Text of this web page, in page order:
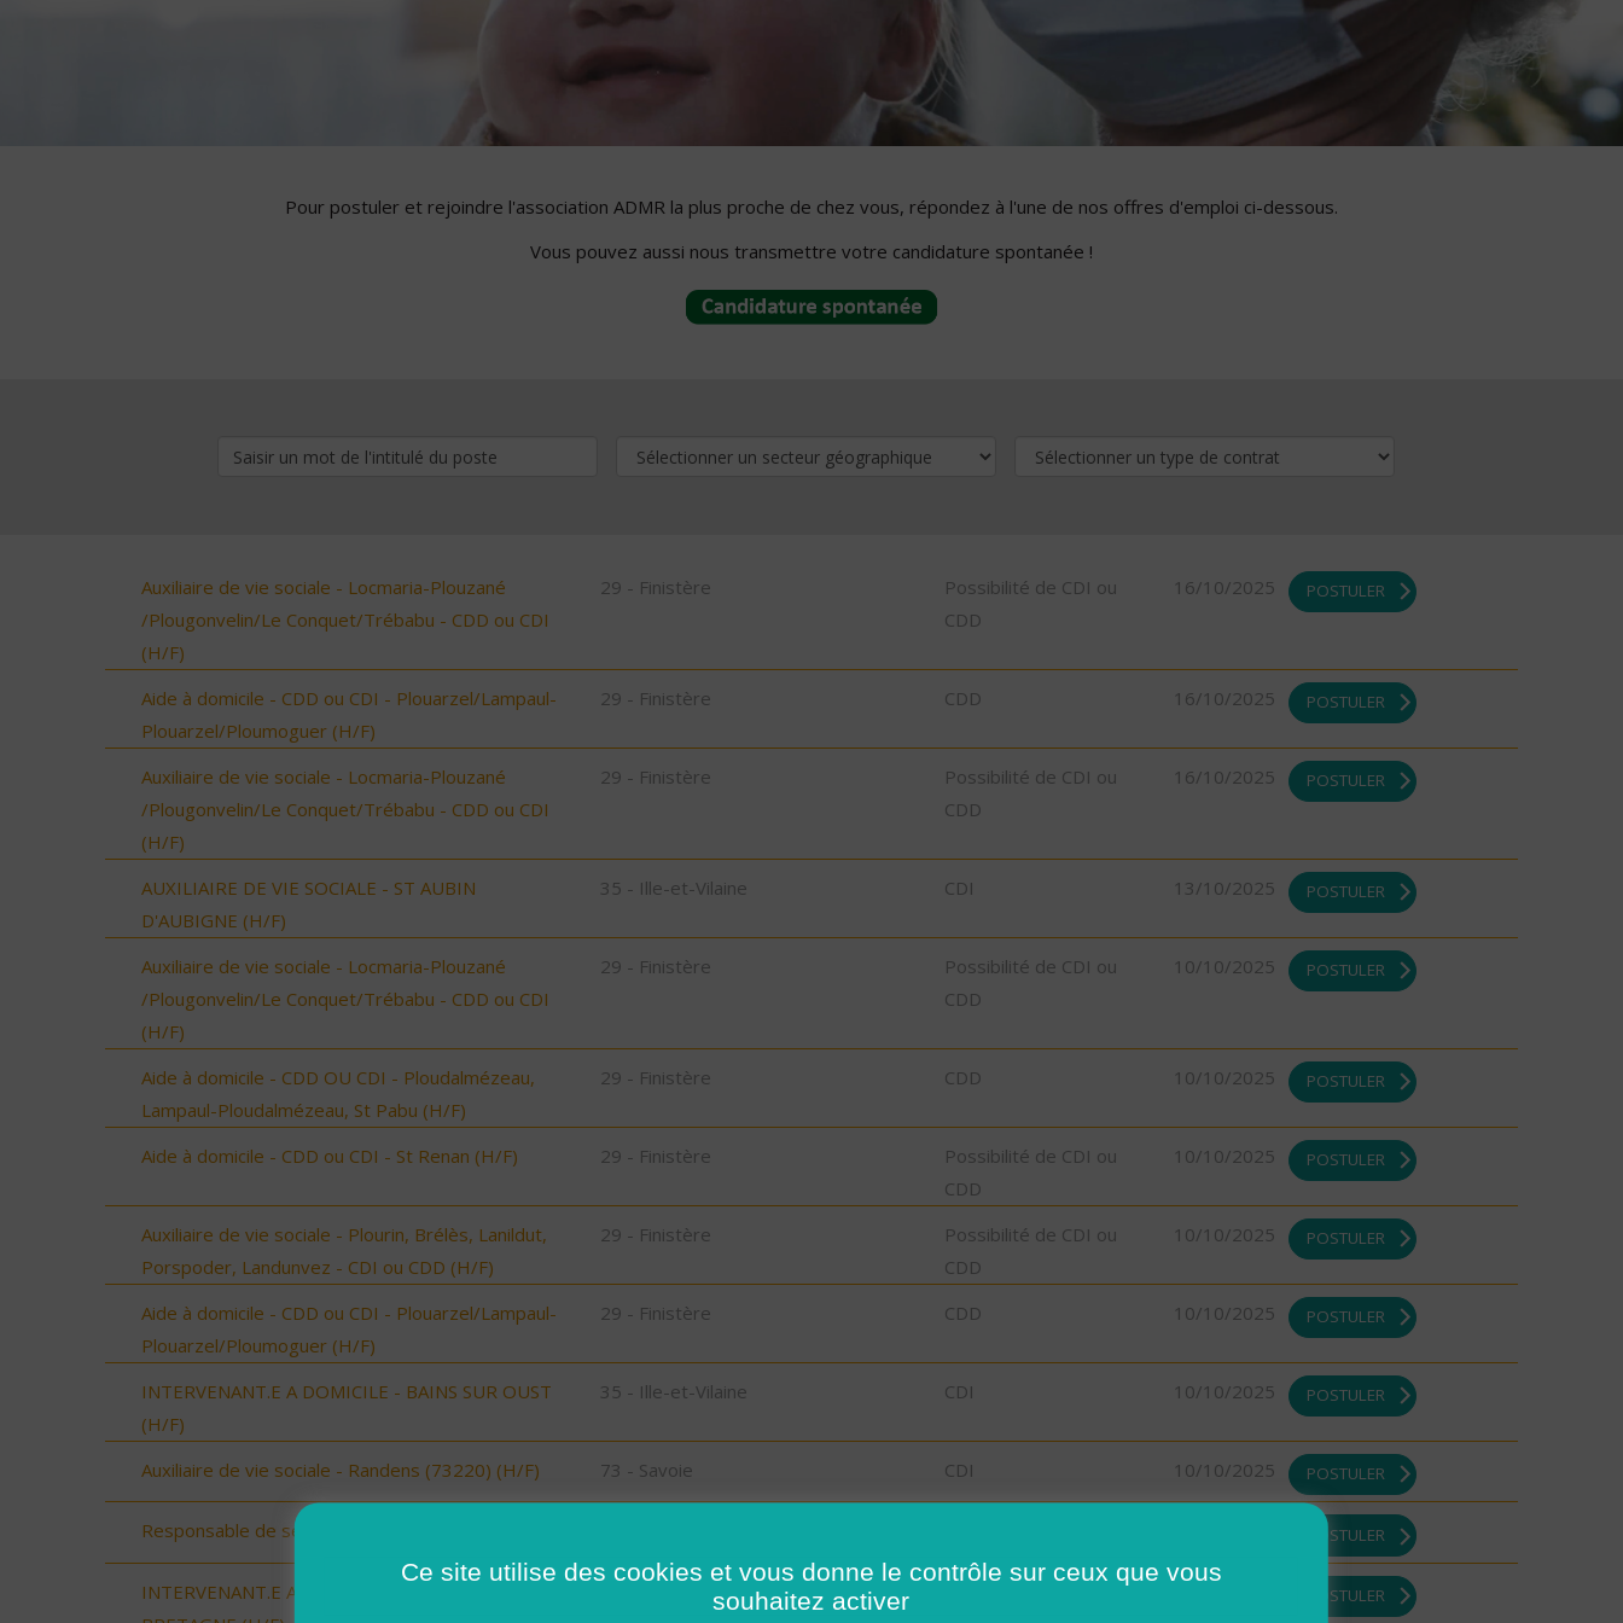
Pour postuler et rejoindre l'association ADMR la plus proche de chez vous, répondez à l'une de nos offres d'emploi ci-dessous.
Vous pouvez aussi nous transmettre votre candidature spontanée !
Auxiliaire de vie sociale - Locmaria-Plouzané
/Plougonvelin/Le Conquet/Trébabu - CDD ou CDI
(H/F)
29 - Finistère
Possibilité de CDI ou
CDD
16/10/2025 POSTULER
Aide à domicile - CDD ou CDI - Plouarzel/Lampaul-
Plouarzel/Ploumoguer (H/F)
29 - Finistère CDD 16/10/2025 POSTULER
Auxiliaire de vie sociale - Locmaria-Plouzané
/Plougonvelin/Le Conquet/Trébabu - CDD ou CDI
(H/F)
29 - Finistère
Possibilité de CDI ou
CDD
16/10/2025 POSTULER
AUXILIAIRE DE VIE SOCIALE - ST AUBIN
D'AUBIGNE (H/F)
35 - Ille-et-Vilaine CDI 13/10/2025 POSTULER
Auxiliaire de vie sociale - Locmaria-Plouzané
/Plougonvelin/Le Conquet/Trébabu - CDD ou CDI
(H/F)
29 - Finistère
Possibilité de CDI ou
CDD
10/10/2025 POSTULER
Aide à domicile - CDD OU CDI - Ploudalmézeau,
Lampaul-Ploudalmézeau, St Pabu (H/F)
29 - Finistère CDD 10/10/2025 POSTULER
Aide à domicile - CDD ou CDI - St Renan (H/F) 29 - Finistère
Possibilité de CDI ou
CDD
10/10/2025 POSTULER
Auxiliaire de vie sociale - Plourin, Brélès, Lanildut,
Porspoder, Landunvez - CDI ou CDD (H/F)
29 - Finistère
Possibilité de CDI ou
CDD
10/10/2025 POSTULER
Aide à domicile - CDD ou CDI - Plouarzel/Lampaul-
Plouarzel/Ploumoguer (H/F)
29 - Finistère CDD 10/10/2025 POSTULER
INTERVENANT.E A DOMICILE - BAINS SUR OUST
(H/F)
35 - Ille-et-Vilaine CDI 10/10/2025 POSTULER
Auxiliaire de vie sociale - Randens (73220) (H/F) 73 - Savoie CDI 10/10/2025 POSTULER
Responsable de secteur (H/F) POSTULER
INTERVENANT.E A DOMICILE - BAIN DE
35 - Ille-et-Vilaine POSTULER
Ce site utilise des cookies et vous donne le contrôle sur ceux que vous
souhaitez activer